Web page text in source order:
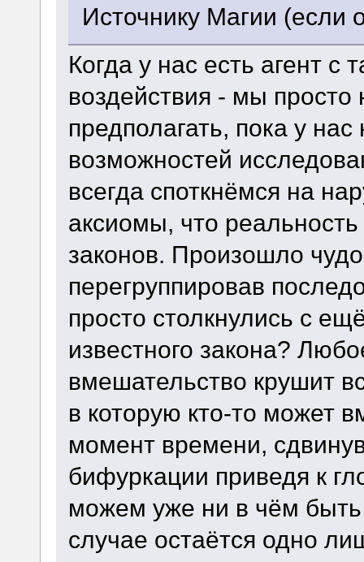
Источнику Магии (если
Когда у нас есть агент с
воздействия - мы
предполагать, пока у
возможностей
всегда споткнёмся на
аксиомы, что
законов. Произошло
перегруппировав
просто столкнулись с
известного закона?
вмешательство крушит
в которую кто-то может
момент времени,
бифуркации приведя к
можем уже ни в чём
случае остаётся одно